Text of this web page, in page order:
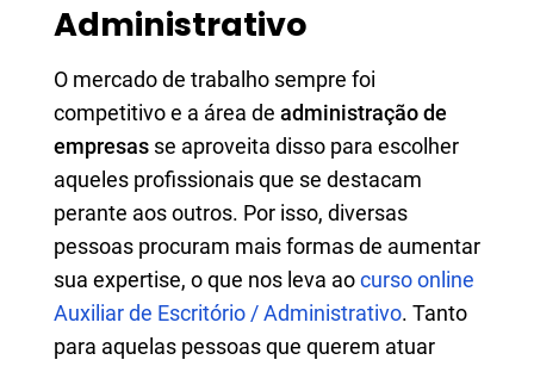
Administrativo
O mercado de trabalho sempre foi
competitivo e a área de administração de
empresas se aproveita disso para escolher
aqueles profissionais que se destacam
perante aos outros. Por isso, diversas
pessoas procuram mais formas de aumentar
sua expertise, o que nos leva aocurso online
Auxiliar de Escritório / Administrativo. Tanto
para aquelas pessoas que querem atuar